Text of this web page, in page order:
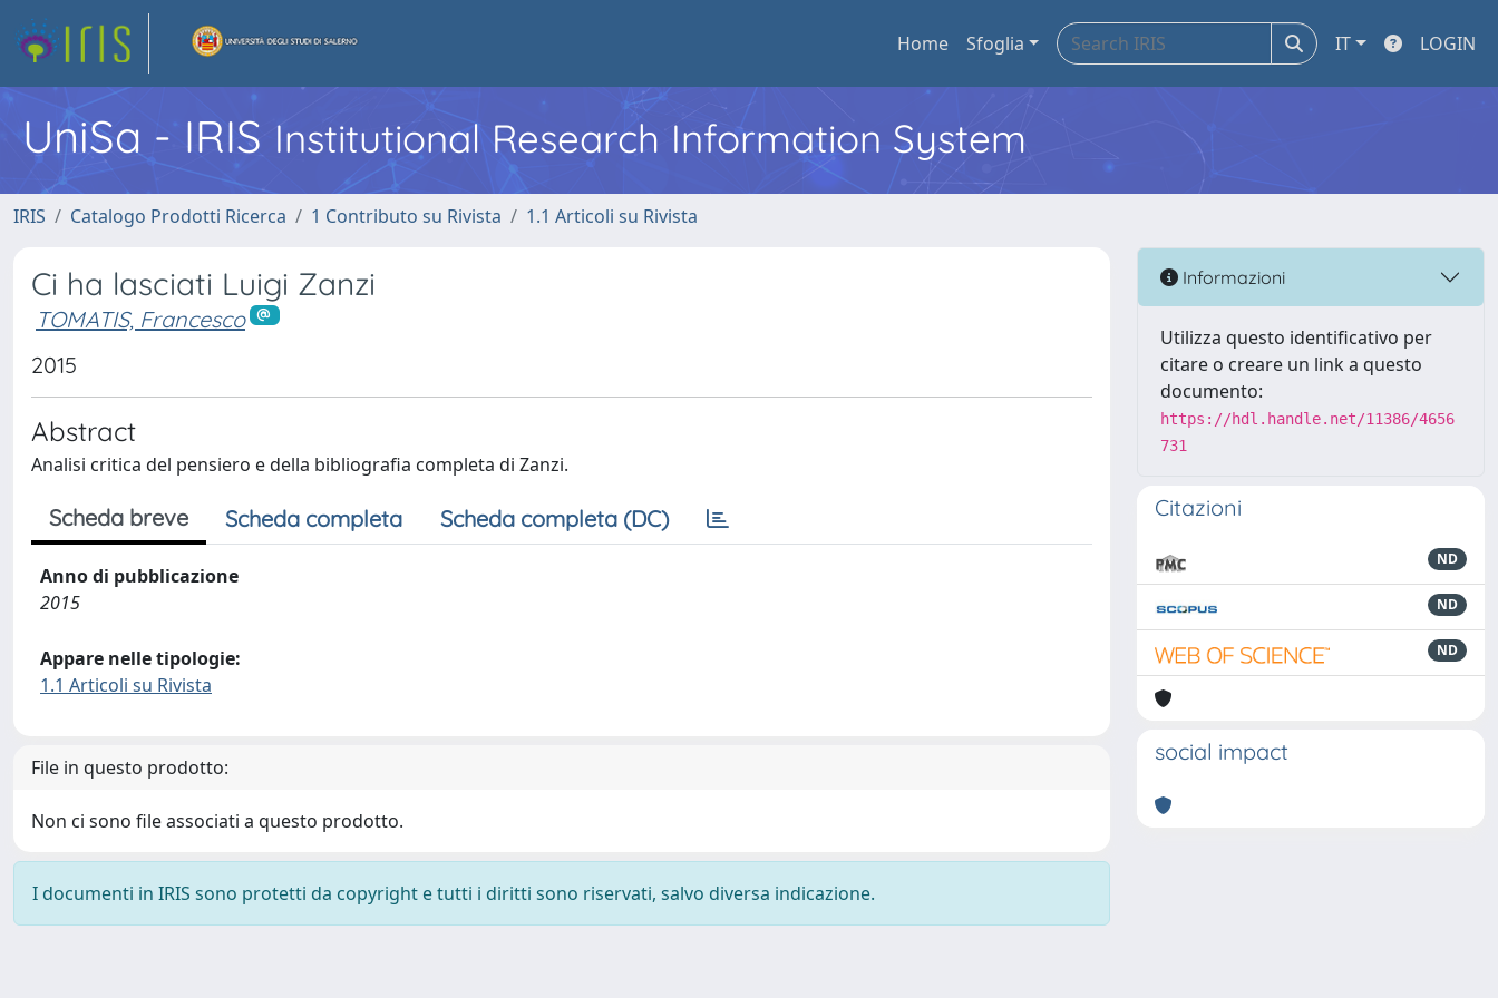
Home Sfoglia IT LOGIN
UniSa - IRIS Institutional Research Information System
IRIS Catalogo Prodotti Ricerca 1 Contributo su Rivista 1.1 Articoli su Rivista
Ci ha lasciati Luigi Zanzi
TOMATIS, Francesco
2015
Abstract
Analisi critica del pensiero e della bibliografia completa di Zanzi.
Scheda breve Scheda completa Scheda completa (DC)
Anno di pubblicazione
2015
Appare nelle tipologie:
1.1 Articoli su Rivista
File in questo prodotto:
Non ci sono file associati a questo prodotto.
I documenti in IRIS sono protetti da copyright e tutti i diritti sono riservati, salvo diversa indicazione.
Informazioni
Utilizza questo identificativo per
citare o creare un link a questo
documento:
https://hdl.handle.net/11386/4656
731
Citazioni
ND
ND
ND
social impact